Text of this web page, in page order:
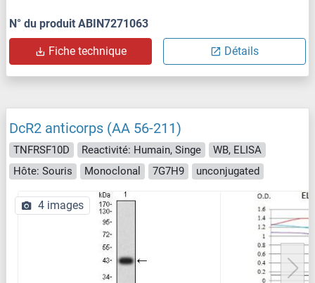
N° du produit ABIN7271063
Fiche technique Détails
DcR2 anticorps (AA 56-211)
TNFRSF10D Reactivité: Humain, Singe
WB, ELISA
Hôte: Souris
Monoclonal 7G7H9 unconjugated
4 images